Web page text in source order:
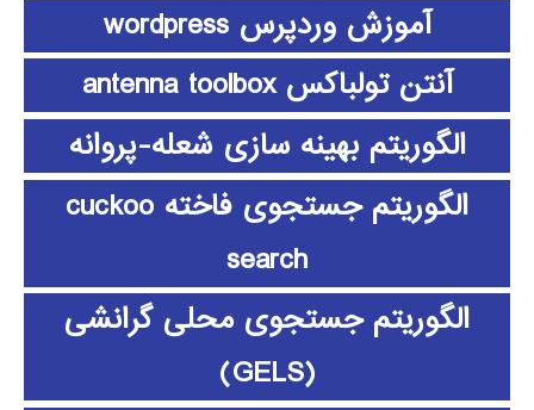
آموزش وردپرس wordpress
آنتن تولباکس antenna toolbox
الگوریتم بهینه سازی شعله-پروانه
الگوریتم جستجوی فاخته cuckoo
search
الگوریتم جستجوی محلی گرانشی
(GELS)